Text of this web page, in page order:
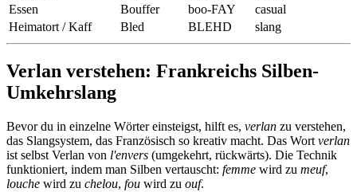
Essen
Bouffer boo-FAY
casual
Heimatort / Kaff
Bled BLEHD slang
Verlan verstehen: Frankreichs Silben-
Umkehrslang
Bevor du in einzelne Wörter einsteigst, hilft es, verlan zu verstehen,
das Slangsystem, das Französisch so kreativ macht. Das Wort verlan
ist selbst Verlan von l'envers (umgekehrt, rückwärts). Die Technik
funktioniert, indem man Silben vertauscht: femme wird zu meuf,
louche wird zu chelou, fou wird zu ouf.